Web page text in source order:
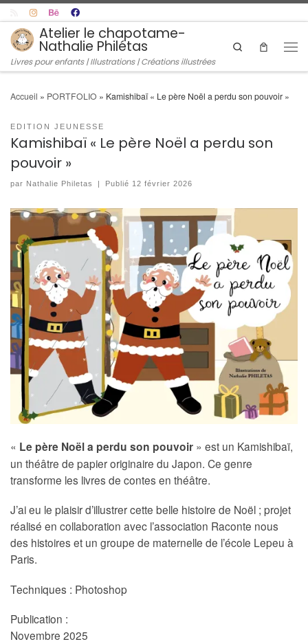
Skip to content
Atelier le chapotame-
Nathalie Philétas
Livres pour enfants | Illustrations | Créations illustrées
Search
Accueil » PORTFOLIO » Kamishibaï « Le père Noël a perdu son pouvoir »
EDITION JEUNESSE
Kamishibaï « Le père Noël a perdu son
pouvoir »
par Nathalie Philetas Publié 12 février 2026
« Le père Noël a perdu son pouvoir » est un Kamishibaï,
un théâtre de papier originaire du Japon. Ce genre
transforme les livres de contes en théâtre.
J’ai eu le plaisir d’illustrer cette belle histoire de Noël ; projet
réalisé en collaboration avec l’association Raconte nous
des histoires et un groupe de maternelle de l’école Lepeu à
Paris.
Techniques : Photoshop
Publication :
Novembre 2025